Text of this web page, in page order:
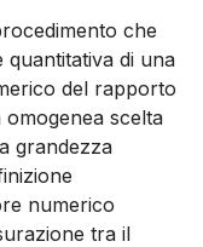
che
quantitativa di una
del rapporto
scelta
grandezza
numerico
tra il